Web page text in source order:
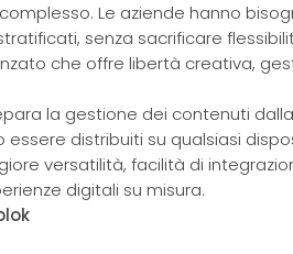
Le aziende hanno
senza sacrificare
che offre libertà creativa,
la gestione dei contenuti
distribuiti su qualsiasi
versatilità, facilità di
digitali su misura.